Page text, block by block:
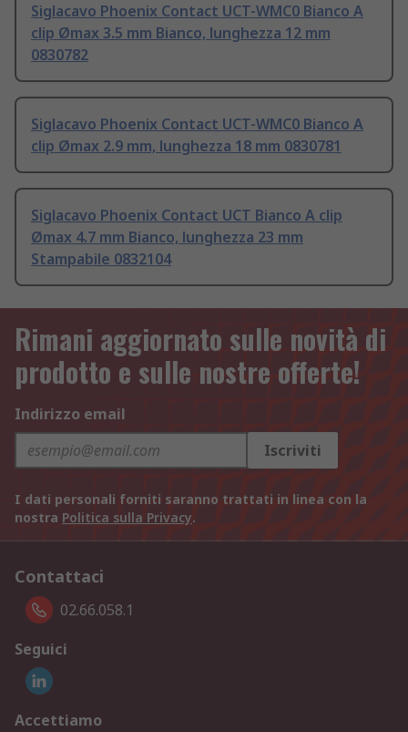
Siglacavo Phoenix Contact UCT-WMC0 Bianco A
clip Ømax 3.5 mm Bianco, lunghezza 12 mm
0830782
Siglacavo Phoenix Contact UCT-WMC0 Bianco A
clip Ømax 2.9 mm, lunghezza 18 mm 0830781
Siglacavo Phoenix Contact UCT Bianco A clip
Ømax 4.7 mm Bianco, lunghezza 23 mm
Stampabile 0832104
Rimani aggiornato sulle novità di
prodotto e sulle nostre offerte!
Indirizzo email
Iscriviti
I dati personali forniti saranno trattati in linea con la
nostra Politica sulla Privacy.
Contattaci
02.66.058.1
Seguici
Accettiamo